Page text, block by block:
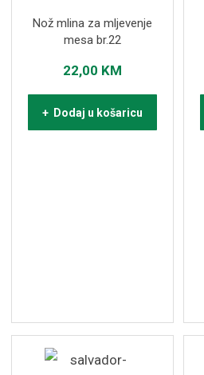
Nož mlina za mljevenje
mesa br.22
22,00 KM
+ Dodaj u košaricu